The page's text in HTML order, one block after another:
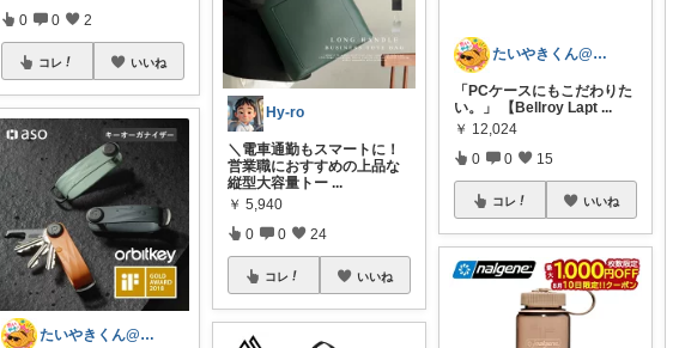
0 0 2
コレ いいね
たいやきくん@経由購入感謝です😊
Hy-ro
＼電車通勤もスマートに！
営業職におすすめの上品な
縦型大容量トー ...
￥ 5,940
0 0 24
コレ いいね
たいやきくん@経由購入感謝です😊
「PCケースにもこだわりた
い。」 【Bellroy Lapt ...
￥ 12,024
0 0 15
コレ いいね